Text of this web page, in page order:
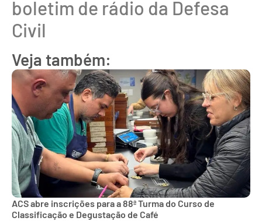
boletim de rádio da Defesa
Civil
Veja também:
ACS abre inscrições para a 88ª Turma do Curso de
Classificação e Degustação de Café